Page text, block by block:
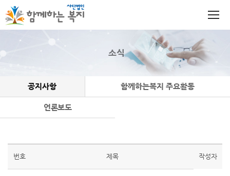
소식
공지사항 함께하는복지 주요활동
언론보도
번호 제목 작성자